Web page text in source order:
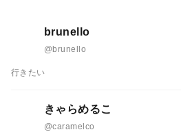
brunello
@brunello
行きたい
きゃらめるこ
@caramelco